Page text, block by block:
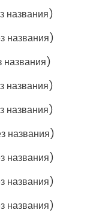
названия)
названия)
названия)
названия)
названия)
названия)
названия)
названия)
названия)